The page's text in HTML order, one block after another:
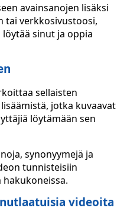
avainsanojen lisäksi
tai verkkosivustoosi,
sinut ja oppia
sellaisten
jotka kuvaavat
löytämään sen
synonyymejä ja
tunnisteisiin
hakukoneissa.
videoita